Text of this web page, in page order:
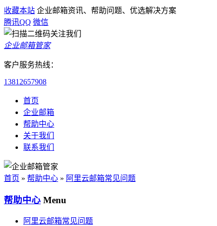
收藏本站 企业邮箱资讯、帮助问题、优选解决方案
腾讯QQ 微信
企业邮箱管家
客户服务热线：
13812657908
首页
企业邮箱
帮助中心
关于我们
联系我们
首页 » 帮助中心 » 阿里云邮箱常见问题
帮助中心 Menu
阿里云邮箱常见问题